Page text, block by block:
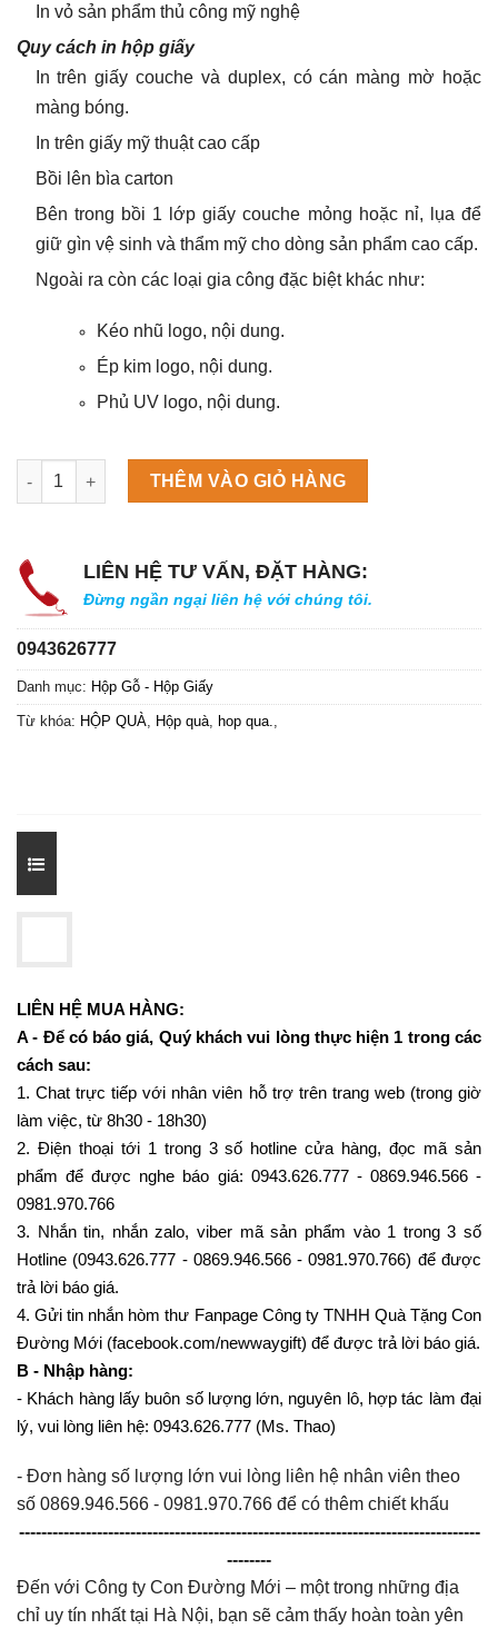
In vỏ sản phẩm thủ công mỹ nghệ
Quy cách in hộp giấy
In trên giấy couche và duplex, có cán màng mờ hoặc
màng bóng.
In trên giấy mỹ thuật cao cấp
Bồi lên bìa carton
Bên trong bồi 1 lớp giấy couche mỏng hoặc nỉ, lụa để
giữ gìn vệ sinh và thẩm mỹ cho dòng sản phẩm cao cấp.
Ngoài ra còn các loại gia công đặc biệt khác như:
Kéo nhũ logo, nội dung.
Ép kim logo, nội dung.
Phủ UV logo, nội dung.
Máy làm đá viên Scotsman NW458AS số lượng
THÊM VÀO GIỎ HÀNG
LIÊN HỆ TƯ VẤN, ĐẶT HÀNG:
Đừng ngần ngại liên hệ với chúng tôi.
0943626777
Danh mục: Hộp Gỗ - Hộp Giấy
Từ khóa: HỘP QUÀ Hộp quà hop qua.
LIÊN HỆ MUA HÀNG:
A - Để có báo giá, Quý khách vui lòng thực hiện 1 trong các
cách sau:
1. Chat trực tiếp với nhân viên hỗ trợ trên trang web (trong giờ
làm việc, từ 8h30 - 18h30)
2. Điện thoại tới 1 trong 3 số hotline cửa hàng, đọc mã sản
phẩm để được nghe báo giá: 0943.626.777 - 0869.946.566 -
0981.970.766
3. Nhắn tin, nhắn zalo, viber mã sản phẩm vào 1 trong 3 số
Hotline (0943.626.777 - 0869.946.566 - 0981.970.766) để được
trả lời báo giá.
4. Gửi tin nhắn hòm thư Fanpage Công ty TNHH Quà Tặng Con
Đường Mới (facebook.com/newwaygift) để được trả lời báo giá.
B - Nhập hàng:
- Khách hàng lấy buôn số lượng lớn, nguyên lô, hợp tác làm đại
lý, vui lòng liên hệ: 0943.626.777 (Ms. Thao)
- Đơn hàng số lượng lớn vui lòng liên hệ nhân viên theo
số 0869.946.566 - 0981.970.766 để có thêm chiết khấu
-----------------------------------------------------------------------------------
--------
Đến với Công ty Con Đường Mới – một trong những địa
chỉ uy tín nhất tại Hà Nội, bạn sẽ cảm thấy hoàn toàn yên